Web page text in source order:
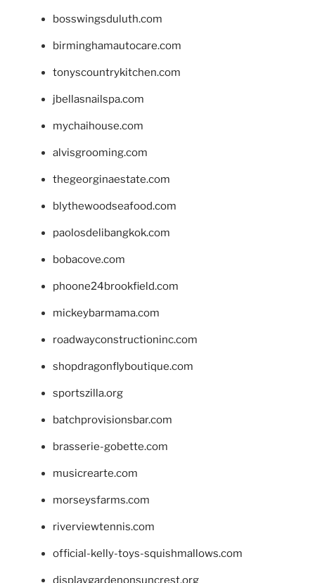
bosswingsduluth.com
birminghamautocare.com
tonyscountrykitchen.com
jbellasnailspa.com
mychaihouse.com
alvisgrooming.com
thegeorginaestate.com
blythewoodseafood.com
paolosdelibangkok.com
bobacove.com
phoone24brookfield.com
mickeybarmama.com
roadwayconstructioninc.com
shopdragonflyboutique.com
sportszilla.org
batchprovisionsbar.com
brasserie-gobette.com
musicrearte.com
morseysfarms.com
riverviewtennis.com
official-kelly-toys-squishmallows.com
displaygardenonsuncrest.org